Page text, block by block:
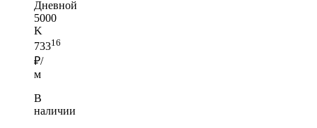
Дневной
5000
K
73316
₽/
м
В
наличии